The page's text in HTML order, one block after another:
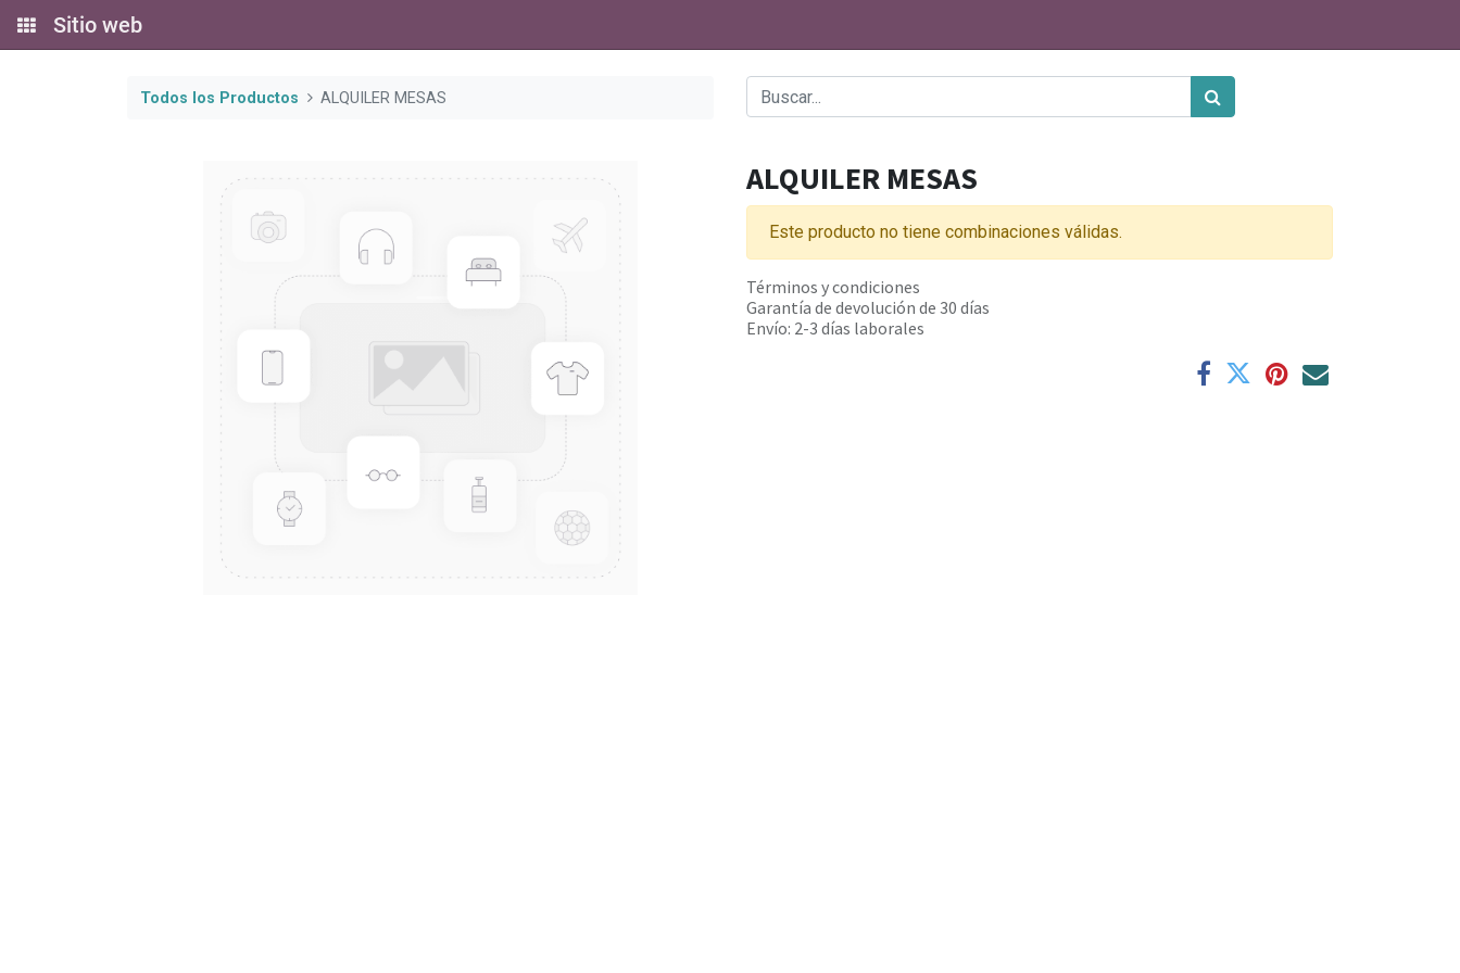
Sitio web
Todos los Productos ALQUILER MESAS
ALQUILER MESAS
Este producto no tiene combinaciones válidas.
Términos y condiciones
Garantía de devolución de 30 días
Envío: 2-3 días laborales